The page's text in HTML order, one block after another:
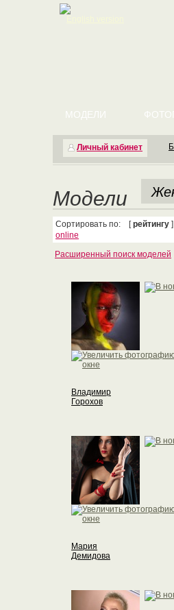
Личный кабинет
МОДЕЛИ
Модели
Сортировать по: [рейтингу
online
Расширенный поиск моделей
Владимир
Горохов
Мария
Демидова